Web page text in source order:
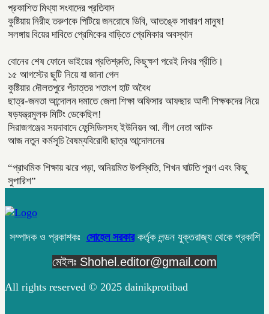
প্রকাশিত মিথ্যা সংবাদের প্রতিবাদ
কুষ্টিয়ায় নিরীহ তরুণকে পিটিয়ে জনরোষে ডিবি, আতঙ্কে সাধারণ মানুষ!
সলঙ্গায় বিয়ের দাবিতে প্রেমিকের বাড়িতে প্রেমিকার অবস্থান
বোনের শেষ ফোনে ভাইয়ের প্রতিশ্রুতি, কিছুক্ষণ পরেই নিথর প্রীতি।
১৫ আগস্টের ছুটি নিয়ে যা জানা গেল
কুষ্টিয়ার দৌলতপুরে পঁচাত্তর শতাংশ হাট অবৈধ
ছাত্র-জনতা আন্দোলন দমাতে জেলা শিক্ষা অফিসার আফছার আলী শিক্ষকদের নিয়ে
ষড়যন্ত্রমুলক মিটিং ডেকেছিল!
সিরাজগঞ্জের সয়দাবাদে ফেন্সিডিলসহ ইউনিয়ন আ. লীগ নেতা আটক
আজ নতুন কর্মসূচি বৈষম্যবিরোধী ছাত্র আন্দোলনের
“প্রাথমিক শিক্ষায় ঝরে পড়া, অনিয়মিত উপস্থিতি, শিখন ঘাটতি পূরণ এবং কিছু
সুপারিশ”
সম্পাদক ও প্রকাশকঃ সোহেল সরকারকর্তৃক লন্ডন যুক্তরাজ্য থেকে প্রকাশি
মেইলঃ Shohel.editor@gmail.com
All rights reserved © 2025 dainikprotibad